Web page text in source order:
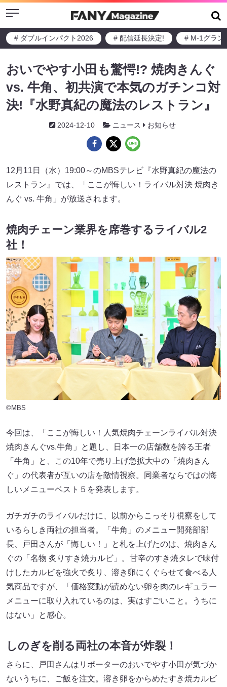
Menu
# ダブルインパクト2026 # 配信延長決定! # M-1グラン
おいでやす小田も驚愕!? 焼肉きんぐ
vs. 牛角、初共演で本気のガチンコ対
決!『水野真紀の魔法のレストラン』
2024-12-10 ニュース お知らせ
12月11日（水）19:00～のMBSテレビ『水野真紀の魔法の
レストラン』では、「ここが悔しい！ライバル対決 焼肉き
んぐ vs. 牛角」が放送されます。
焼肉チェーン業界を席巻するライバル2
社！
©MBS
今回は、「ここが悔しい！人気焼肉チェーンライバル対決
焼肉きんぐvs.牛角」と題し、日本一の店舗数を誇る王者
「牛角」と、この10年で売り上げ急拡大中の「焼肉きん
ぐ」の代表者が互いの店を敵情視察。同業者ならではの悔
しいメニューベスト５を発表します。
ガチガチのライバルだけに、以前からこっそり視察をして
いるらしき両社の担当者。「牛角」のメニュー開発部部
長、戸田さんが「悔しい！」と札を上げたのは、焼肉きん
ぐの「名物 炙りすき焼カルビ」。甘辛のすき焼タレで味付
けしたカルビを強火で炙り、溶き卵にくぐらせて食べる人
気商品ですが、「価格変動が読めない卵を肉のレギュラー
メニューに取り入れているのは、実はすごいこと。うちに
はない」と感心。
しのぎを削る両社の本音が炸裂！
さらに、戸田さんはリポーターのおいでやす小田が気づか
ないうちに、ご飯を注文。溶き卵をからめたすき焼カルビ